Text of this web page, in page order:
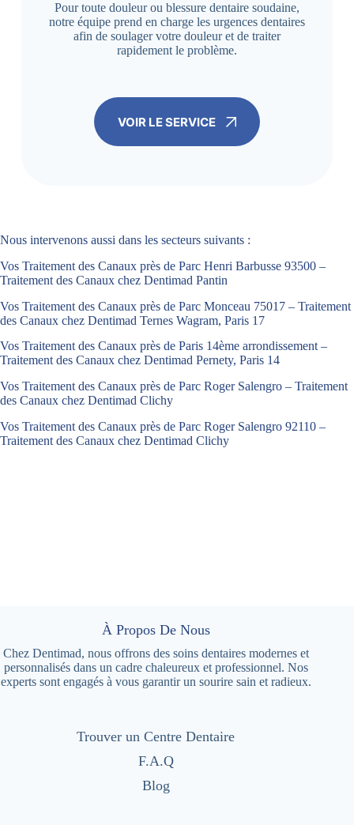
Pour toute douleur ou blessure dentaire soudaine,
notre équipe prend en charge les urgences dentaires
afin de soulager votre douleur et de traiter
rapidement le problème.
VOIR LE SERVICE
Nous intervenons aussi dans les secteurs suivants :
Vos Traitement des Canaux près de Parc Henri Barbusse 93500 –
Traitement des Canaux chez Dentimad Pantin
Vos Traitement des Canaux près de Parc Monceau 75017 – Traitement
des Canaux chez Dentimad Ternes Wagram, Paris 17
Vos Traitement des Canaux près de Paris 14ème arrondissement –
Traitement des Canaux chez Dentimad Pernety, Paris 14
Vos Traitement des Canaux près de Parc Roger Salengro – Traitement
des Canaux chez Dentimad Clichy
Vos Traitement des Canaux près de Parc Roger Salengro 92110 –
Traitement des Canaux chez Dentimad Clichy
À Propos De Nous
Chez Dentimad, nous offrons des soins dentaires modernes et
personnalisés dans un cadre chaleureux et professionnel. Nos
experts sont engagés à vous garantir un sourire sain et radieux.
Trouver un Centre Dentaire
F.A.Q
Blog